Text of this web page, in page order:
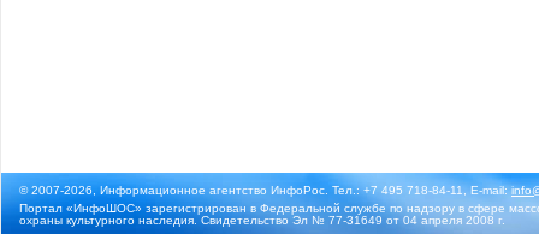
© 2007-2026, Информационное агентство ИнфоРос. Тел.: +7 495 718-84-11, E-mail:
Портал «ИнфоШОС» зарегистрирован в Федеральной службе по надзору в сфере
охраны культурного наследия. Свидетельство Эл № 77-31649 от 04 апреля 2008 г.